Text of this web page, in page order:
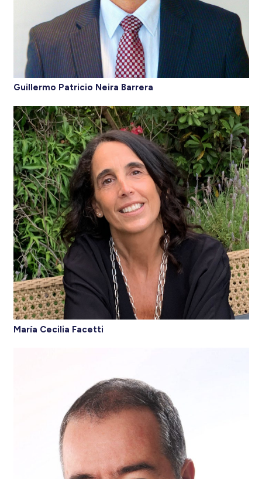
Guillermo Patricio Neira Barrera
María Cecilia Facetti